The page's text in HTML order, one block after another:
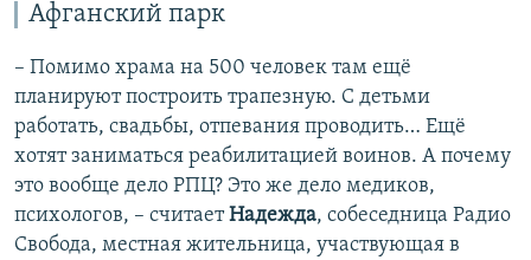
Афганский парк
– Помимо храма на 500 человек там ещё
планируют построить трапезную. С детьми
работать, свадьбы, отпевания проводить… Ещё
хотят заниматься реабилитацией воинов. А почему
это вообще дело РПЦ? Это же дело медиков,
психологов, – считаетНадежда, собеседница Радио
Свобода, местная жительница, участвующая в